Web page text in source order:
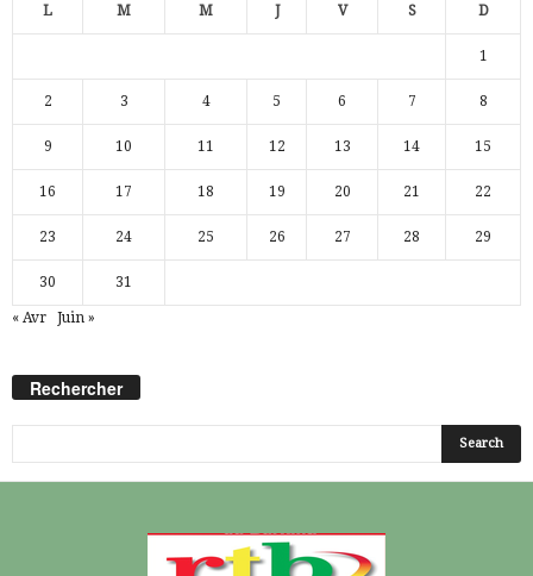
L M M J V S D
1
2 3 4 5 6 7 8
9 10 11 12 13 14 15
16 17 18 19 20 21 22
23 24 25 26 27 28 29
30 31
« Avr Juin »
Rechercher